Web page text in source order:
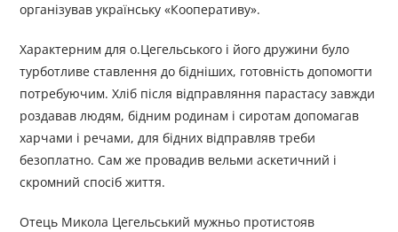
організував українську «Кооперативу».
Характерним для о.Цегельського і його дружини було
турботливе ставлення до бідніших, готовність допомогти
потребуючим. Хліб після відправляння парастасу завжди
роздавав людям, бідним родинам і сиротам допомагав
харчами і речами, для бідних відправляв треби
безоплатно. Сам же провадив вельми аскетичний і
скромний спосіб життя.
Отець Микола Цегельський мужньо протистояв